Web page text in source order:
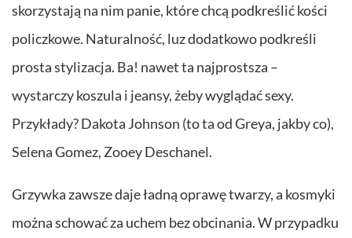
skorzystają na nim panie, które chcą podkreślić kości
policzkowe. Naturalność, luz dodatkowo podkreśli
prosta stylizacja. Ba! nawet ta najprostsza –
wystarczy koszula i jeansy, żeby wyglądać sexy.
Przykłady? Dakota Johnson (to ta od Greya, jakby co),
Selena Gomez, Zooey Deschanel.
Grzywka zawsze daje ładną oprawę twarzy, a kosmyki
można schować za uchem bez obcinania. W przypadku